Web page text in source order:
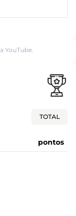
YouTube.
TOTAL
pontos